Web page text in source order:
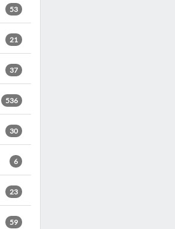
53
21
37
536
30
6
23
59